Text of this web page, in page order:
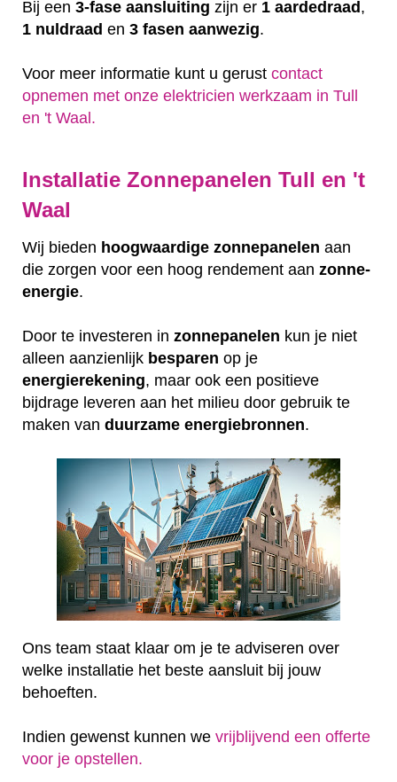
Bij een 3-fase aansluiting zijn er 1 aardedraad,
1 nuldraad en 3 fasen aanwezig.
Voor meer informatie kunt u gerust contact
opnemen met onze elektricien werkzaam in Tull
en 't Waal.
Installatie Zonnepanelen Tull en 't
Waal
Wij bieden hoogwaardige zonnepanelen aan
die zorgen voor een hoog rendement aan zonne-
energie.
Door te investeren in zonnepanelen kun je niet
alleen aanzienlijk besparen op je
energierekening, maar ook een positieve
bijdrage leveren aan het milieu door gebruik te
maken van duurzame energiebronnen.
Ons team staat klaar om je te adviseren over
welke installatie het beste aansluit bij jouw
behoeften.
Indien gewenst kunnen we vrijblijvend een offerte
voor je opstellen.